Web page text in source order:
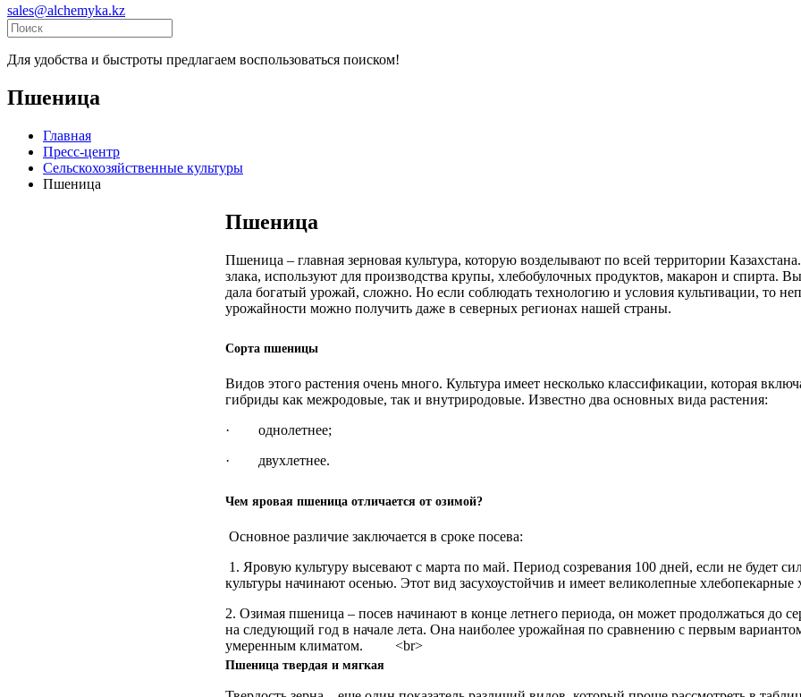
sales@alchemyka.kz
Для удобства и быстроты предлагаем воспользоваться поиском!
Пшеница
Главная
Пресс-центр
Сельскохозяйственные культуры
Пшеница
Пшеница
Пшеница – главная зерновая культура, которую возделывают по всей территории
злака, используют для производства крупы, хлебобулочных продуктов, макарон и спирта.
дала богатый урожай, сложно. Но если соблюдать технологию и условия культивации, то
урожайности можно получить даже в северных регионах нашей страны.
Сорта пшеницы
Видов этого растения очень много. Культура имеет несколько классификации, которая
гибриды как межродовые, так и внутриродовые. Известно два основных вида растения:
· однолетнее;
· двухлетнее.
Чем яровая пшеница отличается от озимой?
Основное различие заключается в сроке посева:
1. Яровую культуру высевают с марта по май. Период созревания 100 дней, если не будет
культуры начинают осенью. Этот вид засухоустойчив и имеет великолепные хлебопекарные
2. Озимая пшеница – посев начинают в конце летнего периода, он может продолжаться до
на следующий год в начале лета. Она наиболее урожайная по сравнению с первым
умеренным климатом.
<br>
Пшеница твердая и мягкая